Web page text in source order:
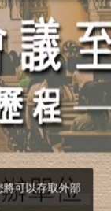
可以存取外部